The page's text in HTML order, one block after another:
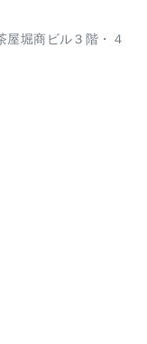
堀商ビル３階・４